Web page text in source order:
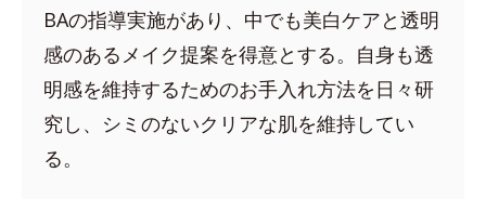
BAの指導実施があり、中でも美白ケアと透明
感のあるメイク提案を得意とする。自身も透
明感を維持するためのお手入れ方法を日々研
究し、シミのないクリアな肌を維持してい
る。